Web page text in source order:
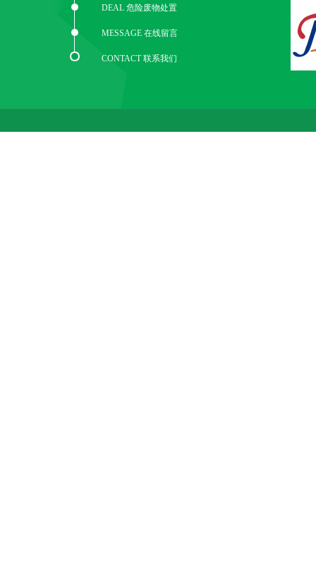
DEAL 危险废物处置
MESSAGE 在线留言
CONTACT 联系我们